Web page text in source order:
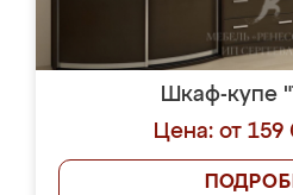
Шкаф-купе
Цена: от 159